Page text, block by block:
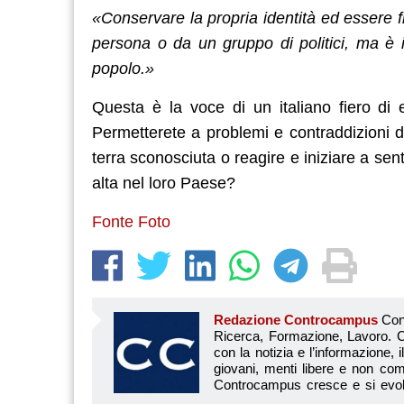
«Conservare la propria identità ed essere
persona o da un gruppo di politici, ma è
popolo.»
Questa è la voce di un italiano fiero di
Permetterete a problemi e contraddizioni
terra sconosciuta o reagire e iniziare a
alta nel loro Paese?
Fonte Foto
Redazione Controcampus Controcampus è Il magazine più letto dai giovani su: Scuola, Università, Ricerca, Formazione, Lavoro. Controcampus nasce nell’ottobre 2001 con la missione di affiancare con la notizia e l’informazione, il mondo dell’istruzione e dell’università. Il suo cuore pulsante sono i giovani, menti libere e non compromesse da nessun interesse di parte. Il progetto è ambizioso e Controcampus cresce e si evolve arricchendo il proprio staff con nuovi giovani vogliosi di